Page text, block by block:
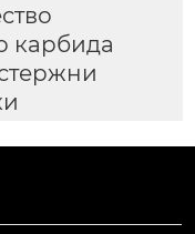
карбида